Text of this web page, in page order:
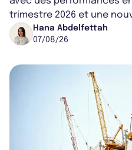
trimestre 2026 et une
région de Chicago. Entre
Hana Abdelfettah
07/08/26